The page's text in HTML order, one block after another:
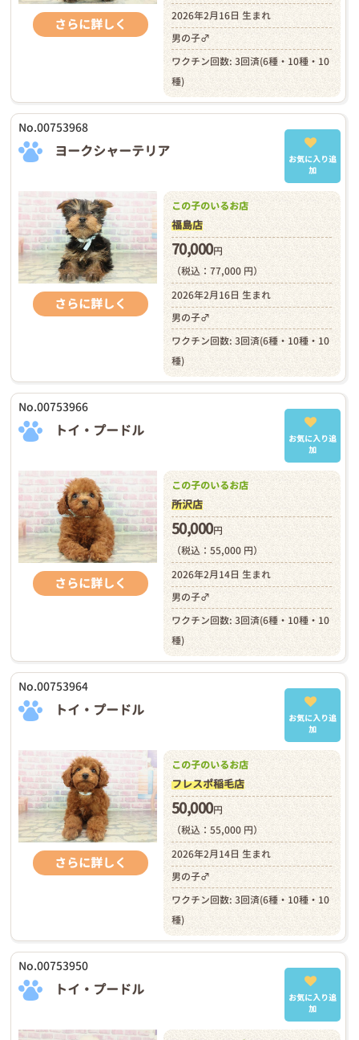
さらに詳しく
2026年2月16日 生まれ
男の子♂
ワクチン回数: 3回済(6種・10種・10
種)
No.00753968
ヨークシャーテリア
お気に入り追
加
さらに詳しく
この子のいるお店
福島店
70,000円
（税込：77,000 円）
2026年2月16日 生まれ
男の子♂
ワクチン回数: 3回済(6種・10種・10
種)
No.00753966
トイ・プードル
お気に入り追
加
さらに詳しく
この子のいるお店
所沢店
50,000円
（税込：55,000 円）
2026年2月14日 生まれ
男の子♂
ワクチン回数: 3回済(6種・10種・10
種)
No.00753964
トイ・プードル
お気に入り追
加
さらに詳しく
この子のいるお店
フレスポ稲毛店
50,000円
（税込：55,000 円）
2026年2月14日 生まれ
男の子♂
ワクチン回数: 3回済(6種・10種・10
種)
No.00753950
トイ・プードル
お気に入り追
加